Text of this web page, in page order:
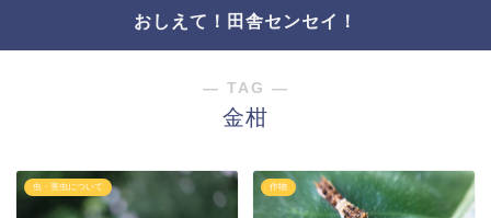
おしえて！田舎センセイ！
― TAG ―
金柑
虫・害虫について 作物